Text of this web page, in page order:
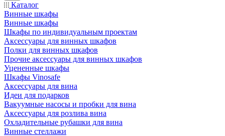
Каталог
Винные шкафы
Винные шкафы
Шкафы по индивидуальным проектам
Аксессуары для винных шкафов
Полки для винных шкафов
Прочие аксессуары для винных шкафов
Уцененные шкафы
Шкафы Vinosafe
Аксессуары для вина
Идеи для подарков
Вакуумные насосы и пробки для вина
Аксессуары для розлива вина
Охладительные рубашки для вина
Винные стеллажи